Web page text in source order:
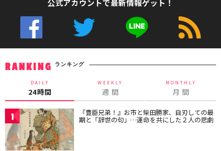
公式アカウントで最新情報ゲット！
RANKING ランキング
DAILY
24時間
WEEKLY
週 間
MONTHLY
月 間
1 『豊臣兄弟！』お市と柴田勝家、自刃しての最
期と「辞世の句」…運命を共にした２人の悲劇